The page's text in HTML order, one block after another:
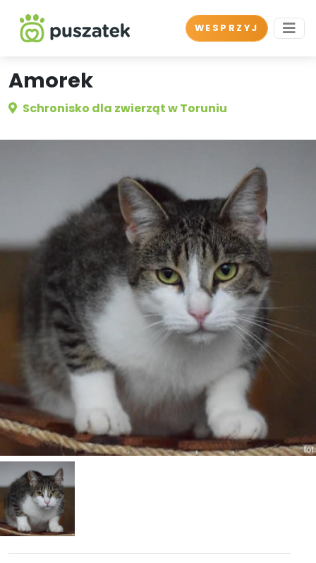
WESPRZYJ
Amorek
Schronisko dla zwierząt w Toruniu